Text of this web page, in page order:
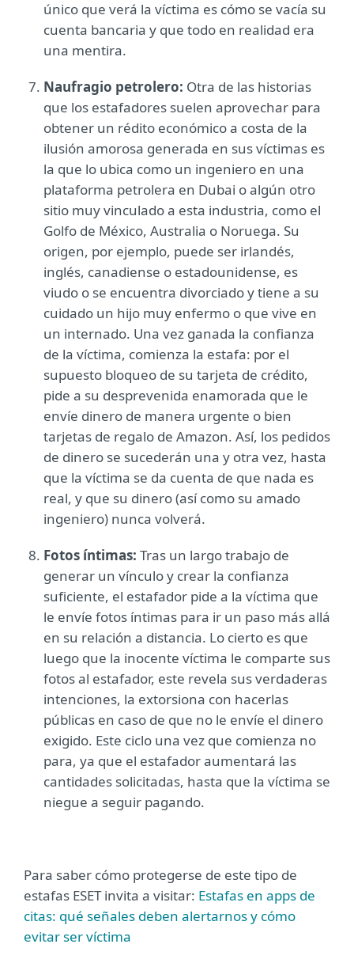
único que verá la víctima es cómo se vacía su
cuenta bancaria y que todo en realidad era
una mentira.
Naufragio petrolero: Otra de las historias
que los estafadores suelen aprovechar para
obtener un rédito económico a costa de la
ilusión amorosa generada en sus víctimas es
la que lo ubica como un ingeniero en una
plataforma petrolera en Dubai o algún otro
sitio muy vinculado a esta industria, como el
Golfo de México, Australia o Noruega. Su
origen, por ejemplo, puede ser irlandés,
inglés, canadiense o estadounidense, es
viudo o se encuentra divorciado y tiene a su
cuidado un hijo muy enfermo o que vive en
un internado. Una vez ganada la confianza
de la víctima, comienza la estafa: por el
supuesto bloqueo de su tarjeta de crédito,
pide a su desprevenida enamorada que le
envíe dinero de manera urgente o bien
tarjetas de regalo de Amazon. Así, los pedidos
de dinero se sucederán una y otra vez, hasta
que la víctima se da cuenta de que nada es
real, y que su dinero (así como su amado
ingeniero) nunca volverá.
Fotos íntimas: Tras un largo trabajo de
generar un vínculo y crear la confianza
suficiente, el estafador pide a la víctima que
le envíe fotos íntimas para ir un paso más allá
en su relación a distancia. Lo cierto es que
luego que la inocente víctima le comparte sus
fotos al estafador, este revela sus verdaderas
intenciones, la extorsiona con hacerlas
públicas en caso de que no le envíe el dinero
exigido. Este ciclo una vez que comienza no
para, ya que el estafador aumentará las
cantidades solicitadas, hasta que la víctima se
niegue a seguir pagando.
Para saber cómo protegerse de este tipo de
estafas ESET invita a visitar: Estafas en apps de
citas: qué señales deben alertarnos y cómo
evitar ser víctima